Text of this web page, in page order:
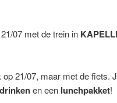
07 met de trein in
op 21/07, maar met de fiets.
drinkenen een lunchpakket!